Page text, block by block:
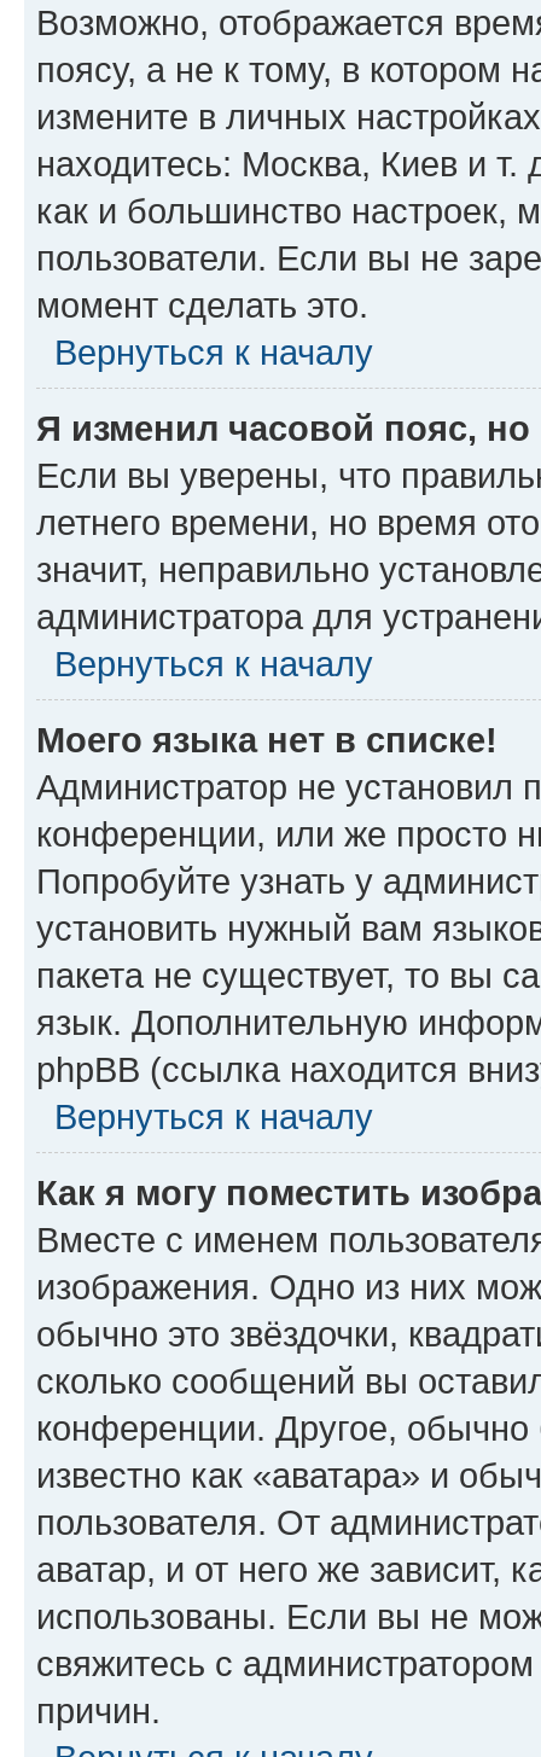
Возможно, отображается
поясу, а не к тому, в котором
измените в личных
находитесь: Москва, Киев и т.
как и большинство настроек,
пользователи. Если вы не
момент сделать это.
Вернуться к началу
Я изменил часовой пояс,
Если вы уверены, что
летнего времени, но время
значит, неправильно
администратора для
Вернуться к началу
Моего языка нет в списке!
Администратор не установил
конференции, или же просто
Попробуйте узнать у
установить нужный вам
пакета не существует, то вы
язык. Дополнительную
phpBB (ссылка находится
Вернуться к началу
Как я могу поместить
Вместе с именем
изображения. Одно из них
обычно это звёздочки,
сколько сообщений вы
конференции. Другое,
известно как «аватара» и
пользователя. От
аватар, и от него же зависит,
использованы. Если вы не
свяжитесь с
причин.